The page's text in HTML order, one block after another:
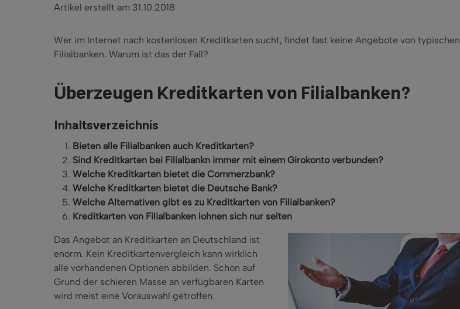
Artikel erstellt am 31.10.2018
Wer im Internet nach kostenlosen Kreditkarten sucht, findet fast keine Angebote von typischen
Filialbanken. Warum ist das der Fall?
Überzeugen Kreditkarten von Filialbanken?
Inhaltsverzeichnis
Bieten alle Filialbanken auch Kreditkarten?
Sind Kreditkarten bei Filialbankn immer mit einem Girokonto verbunden?
Welche Kreditkarten bietet die Commerzbank?
Welche Kreditkarten bietet die Deutsche Bank?
Welche Alternativen gibt es zu Kreditkarten von Filialbanken?
Kreditkarten von Filialbanken lohnen sich nur selten
Das Angebot an Kreditkarten an Deutschland ist
enorm. Kein Kreditkartenvergleich kann wirklich
alle vorhandenen Optionen abbilden. Schon auf
Grund der schieren Masse an verfügbaren Karten
wird meist eine Vorauswahl getroffen.